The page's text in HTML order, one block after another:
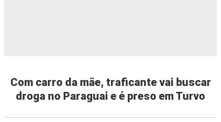
Com carro da mãe, traficante vai buscar
droga no Paraguai e é preso em Turvo